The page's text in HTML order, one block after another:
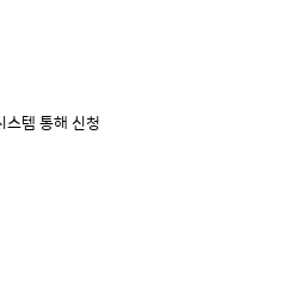
템 통해 신청